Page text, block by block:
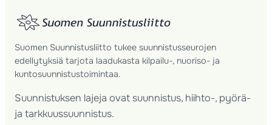
Suomen Suunnistusliitto tukee suunnistusseurojen
edellytyksiä tarjota laadukasta kilpailu-, nuoriso- ja
kuntosuunnistustoimintaa.
Suunnistuksen lajeja ovat suunnistus, hiihto-, pyörä-
ja tarkkuussuunnistus.